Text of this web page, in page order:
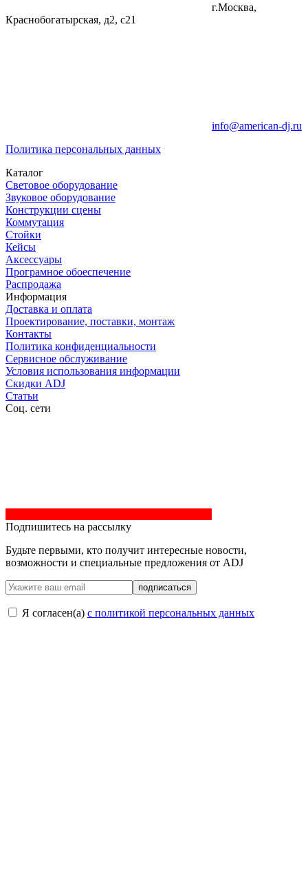
г.Москва,
Краснобогатырская, д2, с21
info@american-dj.ru
Политика персональных данных
Каталог
Световое оборудование
Звуковое оборудование
Конструкции сцены
Коммутация
Стойки
Кейсы
Аксессуары
Програмное обоеспечение
Распродажа
Информация
Доставка и оплата
Проектирование, поставки, монтаж
Контакты
Политика конфиденциальности
Сервисное обслуживание
Условия использования информации
Скидки ADJ
Статьи
Соц. сети
Подпишитесь на рассылку
Будьте первыми, кто получит интересные новости,
возможности и специальные предложения от ADJ
подписаться
Я согласен(a) с политикой персональных данных